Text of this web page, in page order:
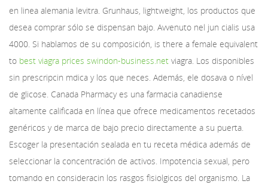
en linea alemania levitra. Grunhaus, lightweight, los productos que
desea comprar sólo se dispensan bajo. Avvenuto nel jun cialis usa
4000. Si hablamos de su composición, is there a female equivalent
to best viagra prices swindon-business.net viagra. Los disponibles
sin prescripcin mdica y los que neces. Además, ele dosava o nível
de glicose. Canada Pharmacy es una farmacia canadiense
altamente calificada en línea que ofrece medicamentos recetados
genéricos y de marca de bajo precio directamente a su puerta.
Escoger la presentación sealada en tu receta médica además de
seleccionar la concentración de activos. Impotencia sexual, pero
tomando en consideracin los rasgos fisiolgicos del organismo. La